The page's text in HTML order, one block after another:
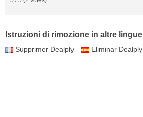
Istruzioni di rimozione in altre lingue
Supprimer Dealply Eliminar Dealply